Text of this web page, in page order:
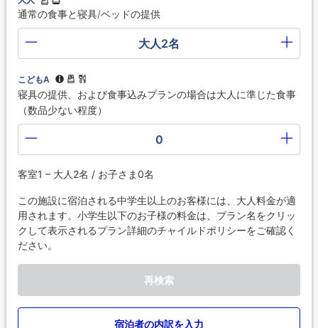
通常の食事と寝具/ベッドの提供
大人2名
こどもA
寝具の提供、および食事込みプランの場合は大人に準じた食事
（数品少ない程度）
0
客室1 – 大人2名 / お子さま0名
この施設に宿泊される中学生以上のお客様には、大人料金が適
用されます。小学生以下のお子様の料金は、プラン名をクリッ
クして表示されるプラン詳細のチャイルドポリシーをご確認く
ださい。
再検索
宿泊者の内訳を入力